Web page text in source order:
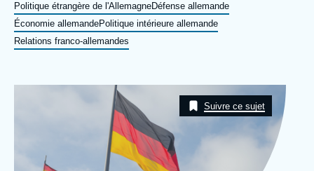
Nous soutenir
Politique étrangère de l'AllemagneDéfense allemande
Économie allemandePolitique intérieure allemande
Relations franco-allemandes
Suivre ce sujet